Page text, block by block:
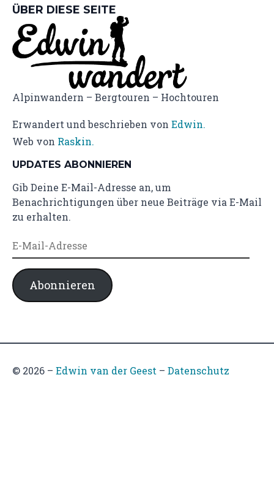
ÜBER DIESE SEITE
Alpinwandern – Bergtouren – Hochtouren
Erwandert und beschrieben von Edwin.
Web von Raskin.
UPDATES ABONNIEREN
Gib Deine E-Mail-Adresse an, um
Benachrichtigungen über neue Beiträge via E-Mail
zu erhalten.
E-
Mail-
Adresse
Abonnieren
© 2026 – Edwin van der Geest – Datenschutz